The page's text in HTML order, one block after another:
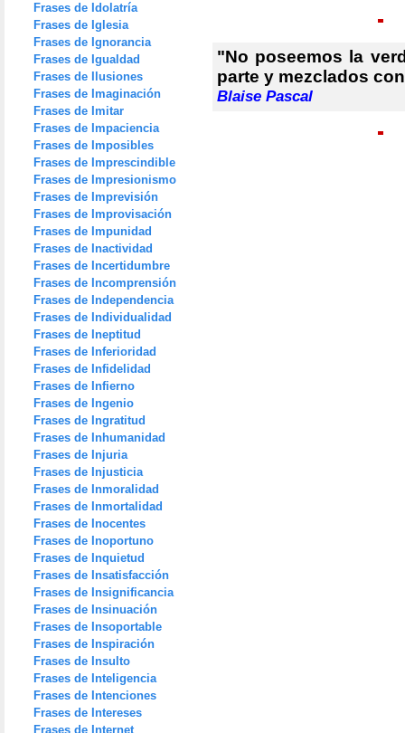
Frases de Idolatría
Frases de Iglesia
Frases de Ignorancia
Frases de Igualdad
Frases de Ilusiones
Frases de Imaginación
Frases de Imitar
Frases de Impaciencia
Frases de Imposibles
Frases de Imprescindible
Frases de Impresionismo
Frases de Imprevisión
Frases de Improvisación
Frases de Impunidad
Frases de Inactividad
Frases de Incertidumbre
Frases de Incomprensión
Frases de Independencia
Frases de Individualidad
Frases de Ineptitud
Frases de Inferioridad
Frases de Infidelidad
Frases de Infierno
Frases de Ingenio
Frases de Ingratitud
Frases de Inhumanidad
Frases de Injuria
Frases de Injusticia
Frases de Inmoralidad
Frases de Inmortalidad
Frases de Inocentes
Frases de Inoportuno
Frases de Inquietud
Frases de Insatisfacción
Frases de Insignificancia
Frases de Insinuación
Frases de Insoportable
Frases de Inspiración
Frases de Insulto
Frases de Inteligencia
Frases de Intenciones
Frases de Intereses
Frases de Internet
"No poseemos la
parte y mezclados
Blaise Pascal